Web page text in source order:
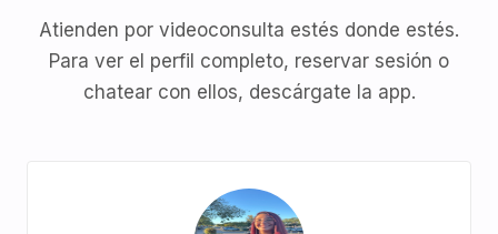
Atienden por videoconsulta estés donde estés.
Para ver el perfil completo, reservar sesión o
chatear con ellos, descárgate la app.